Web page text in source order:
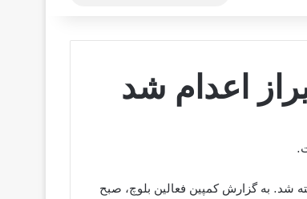
اعدام شد
دار آویخته شد. به گزارش کمپین فعالین بلوچ، صبح